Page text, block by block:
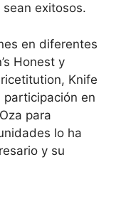
exitosos.
en diferentes
Honest y
Knife
en
para
lo ha
y su